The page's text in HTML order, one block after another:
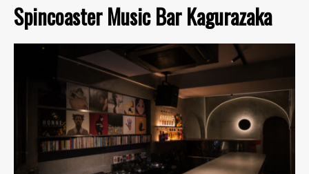
Spincoaster Music Bar Kagurazaka